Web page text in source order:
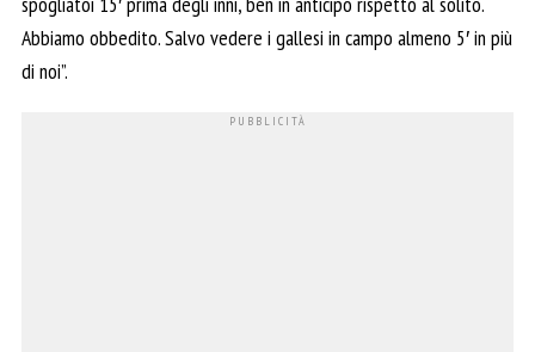
Abbiamo obbedito. Salvo vedere i gallesi in campo almeno 5′ in più
di noi”.